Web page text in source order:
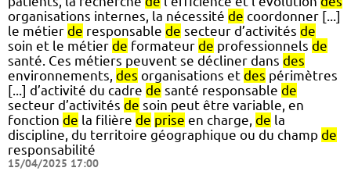
organisations internes, la nécessité de coordonner [...]
le métier de responsable de secteur d’activités de
soin et le métier de formateur de professionnels de
santé. Ces métiers peuvent se décliner dans des
environnements, des organisations et des périmètres
[...] d’activité du cadre de santé responsable de
secteur d’activités de soin peut être variable, en
fonction de la filière de prise en charge, de la
discipline, du territoire géographique ou du champ de
responsabilité
15/04/2025 17:00